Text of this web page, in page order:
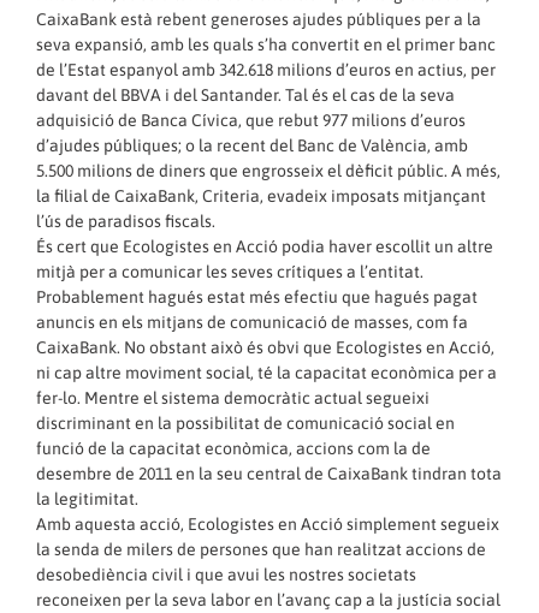
CaixaBank està rebent generoses ajudes públiques per a la
seva expansió, amb les quals s’ha convertit en el primer banc
de l’Estat espanyol amb 342.618 milions d’euros en actius, per
davant del BBVA i del Santander. Tal és el cas de la seva
adquisició de Banca Cívica, que rebut 977 milions d’euros
d’ajudes públiques; o la recent del Banc de València, amb
5.500 milions de diners que engrosseix el dèficit públic. A més,
la filial de CaixaBank, Criteria, evadeix imposats mitjançant
l’ús de paradisos fiscals.
És cert que Ecologistes en Acció podia haver escollit un altre
mitjà per a comunicar les seves crítiques a l’entitat.
Probablement hagués estat més efectiu que hagués pagat
anuncis en els mitjans de comunicació de masses, com fa
CaixaBank. No obstant això és obvi que Ecologistes en Acció,
ni cap altre moviment social, té la capacitat econòmica per a
fer-lo. Mentre el sistema democràtic actual segueixi
discriminant en la possibilitat de comunicació social en
funció de la capacitat econòmica, accions com la de
desembre de 2011 en la seu central de CaixaBank tindran tota
la legitimitat.
Amb aquesta acció, Ecologistes en Acció simplement segueix
la senda de milers de persones que han realitzat accions de
desobediència civil i que avui les nostres societats
reconeixen per la seva labor en l’avanç cap a la justícia social